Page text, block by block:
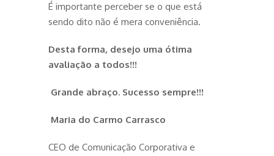
É importante perceber se o que está
sendo dito não é mera conveniência.
Desta forma, desejo uma ótima
avaliação a todos!!!
Grande abraço. Sucesso sempre!!!
Maria do Carmo Carrasco
CEO de Comunicação Corporativa e